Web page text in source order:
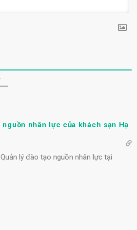
nguồn nhân lực của khách sạn Hạ
Quản lý đào tạo nguồn nhân lực tại